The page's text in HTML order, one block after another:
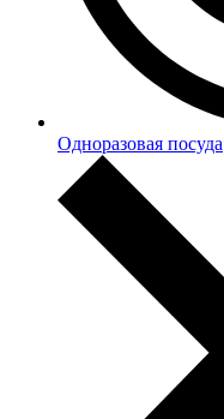
Одноразовая посуда